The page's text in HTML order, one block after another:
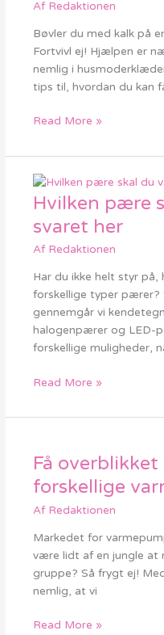
Af Redaktionen
Bøvler du med kalk på
Fortvivl ej! Hjælpen er
nemlig i
tips til, hvordan du kan
jeg
kalk?
Read More »
Hvilken pære
svaret her
Af Redaktionen
Har du ikke helt styr
forskellige typer pærer?
gennemgår vi
halogenpærer og LED-
forskellige muligheder,
Hvilken
skal
du
vælge?
Få
her
Read More »
Få overblikket
forskellige
Af Redaktionen
Markedet for
være lidt af en jungle at
gruppe? Så frygt ej!
nemlig, at vi
Få
overblikket
over
de
forskellige
varmepumper
Read More »